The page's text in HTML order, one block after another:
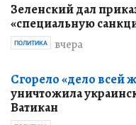
Зеленский дал
«специальную
вчера
ПОЛИТИКА
Сгорело «дело всей
уничтожила
Ватикан